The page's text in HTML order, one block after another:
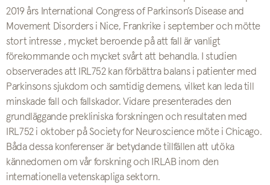
2019 års International Congress of Parkinson’s Disease and
Movement Disorders i Nice, Frankrike i september och mötte
stort intresse , mycket beroende på att fall är vanligt
förekommande och mycket svårt att behandla. I studien
observerades att IRL752 kan förbättra balans i patienter med
Parkinsons sjukdom och samtidig demens, vilket kan leda till
minskade fall och fallskador. Vidare presenterades den
grundläggande prekliniska forskningen och resultaten med
IRL752 i oktober på Society for Neuroscience möte i Chicago.
Båda dessa konferenser är betydande tillfällen att utöka
kännedomen om vår forskning och IRLAB inom den
internationella vetenskapliga sektorn.